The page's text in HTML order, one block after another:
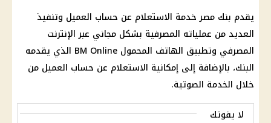
يقدم بنك مصرخدمة الاستعلام عن حساب العميل وتنفيذ
العديد من عملياته المصرفية بشكل مجاني عبرالإنترنت
المصرفي وتطبيق الهاتف المحمول
البنك، بالإضافة إلى إمكانية الاستعلام عن حساب العميل من
خلال الخدمة الصوتية.
لا يفوتك